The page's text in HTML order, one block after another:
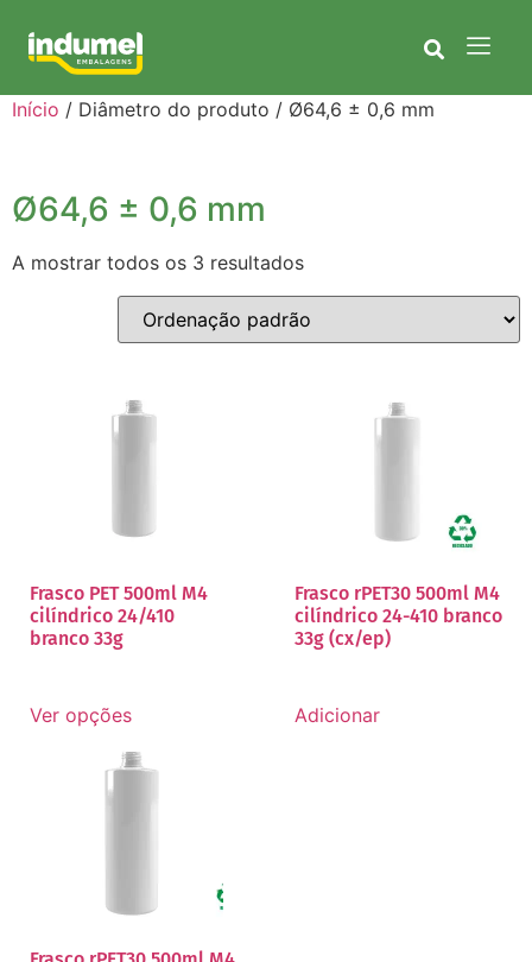
Início / Diâmetro do produto / Ø64,6 ± 0,6 mm
Ø64,6 ± 0,6 mm
A mostrar todos os 3 resultados
Frasco PET 500ml M4
cilíndrico 24/410
branco 33g
Ver opções
Frasco rPET30 500ml M4
cilíndrico 24-410 branco
33g (cx/ep)
Adicionar